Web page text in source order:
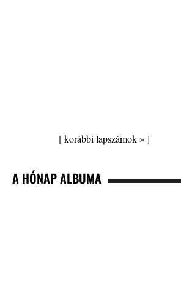
[korábbi lapszámok » ]
A HÓNAP ALBUMA